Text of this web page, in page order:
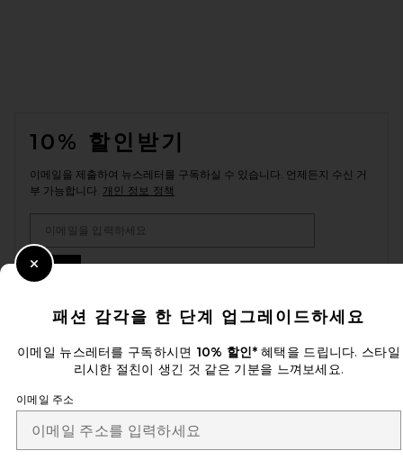
10% 할인받기
이메일을 제출하여 뉴스레터를 구독하실 수 있습니다. 언제든지 수신 거
부 가능합니다. 개인 정보 정책
Change Country Regions
ko USD
개선에 도움을 주세요!
오늘 방문에 대한 설문 조사를 해주세요
패션 감각을 한 단계 업그레이드하세요
이메일 뉴스레터를 구독하시면 10% 할인*혜택을 드립니다. 스타일
리시한 절친이 생긴 것 같은 기분을 느껴보세요.
이메일 주소
Close Modal